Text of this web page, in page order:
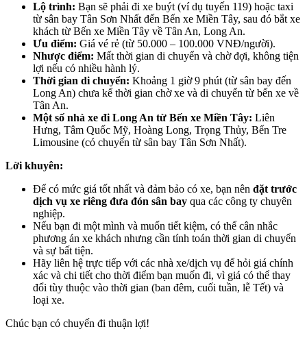
Lộ trình: Bạn sẽ phải đi xe buýt (ví dụ tuyến 119) hoặc taxi
từ sân bay Tân Sơn Nhất đến Bến xe Miền Tây, sau đó bắt xe
khách từ Bến xe Miền Tây về Tân An, Long An.
Ưu điểm: Giá vé rẻ (từ 50.000 – 100.000 VNĐ/người).
Nhược điểm: Mất thời gian di chuyển và chờ đợi, không tiện
lợi nếu có nhiều hành lý.
Thời gian di chuyển: Khoảng 1 giờ 9 phút (từ sân bay đến
Long An) chưa kể thời gian chờ xe và di chuyển từ bến xe về
Tân An.
Một số nhà xe đi Long An từ Bến xe Miền Tây: Liên
Hưng, Tâm Quốc Mỹ, Hoàng Long, Trọng Thủy, Bến Tre
Limousine (có chuyến từ sân bay Tân Sơn Nhất).
Lời khuyên:
Để có mức giá tốt nhất và đảm bảo có xe, bạn nên đặt trước
dịch vụ xe riêng đưa đón sân bay qua các công ty chuyên
nghiệp.
Nếu bạn đi một mình và muốn tiết kiệm, có thể cân nhắc
phương án xe khách nhưng cần tính toán thời gian di chuyển
và sự bất tiện.
Hãy liên hệ trực tiếp với các nhà xe/dịch vụ để hỏi giá chính
xác và chi tiết cho thời điểm bạn muốn đi, vì giá có thể thay
đổi tùy thuộc vào thời gian (ban đêm, cuối tuần, lễ Tết) và
loại xe.
Chúc bạn có chuyến đi thuận lợi!